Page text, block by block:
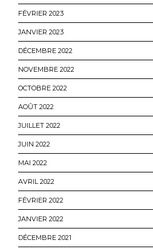
FÉVRIER 2023
JANVIER 2023
DÉCEMBRE 2022
NOVEMBRE 2022
OCTOBRE 2022
AOÛT 2022
JUILLET 2022
JUIN 2022
MAI 2022
AVRIL 2022
FÉVRIER 2022
JANVIER 2022
DÉCEMBRE 2021